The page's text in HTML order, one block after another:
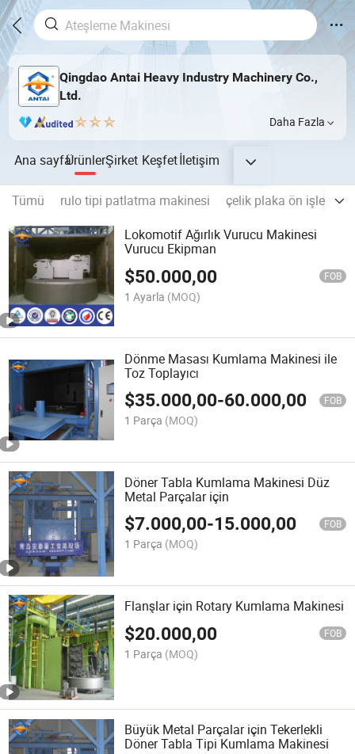
Qingdao Antai Heavy Industry Machinery Co.,
Ltd.
Daha Fazla
Ana sayfaÜrünlerŞirket Keşfetİletişim
Tümü rulo tipi patlatma makinesi
çelik plaka ön işlem
Lokomotif Ağırlık Vurucu Makinesi
Vurucu Ekipman
$50.000,00 FOB
1 Ayarla (MOQ)
Dönme Masası Kumlama Makinesi ile
Toz Toplayıcı
$35.000,00-60.000,00 FOB
1 Parça (MOQ)
Döner Tabla Kumlama Makinesi Düz
Metal Parçalar için
$7.000,00-15.000,00 FOB
1 Parça (MOQ)
Flanşlar için Rotary Kumlama Makinesi
$20.000,00 FOB
1 Parça (MOQ)
Büyük Metal Parçalar için Tekerlekli
Döner Tabla Tipi Kumlama Makinesi